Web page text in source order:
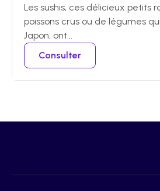
Les sushis, ces délicieux petits
poissons crus ou de légumes
Japon, ont...
Consulter